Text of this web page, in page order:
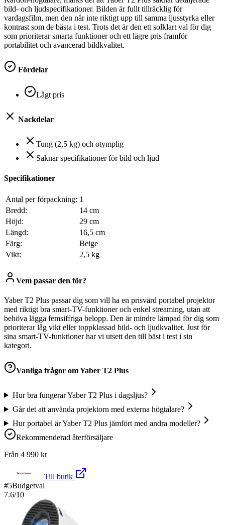
bild- och ljudspecifikationer. Bilden är fullt tillräcklig för
vardagsfilm, men den når inte riktigt upp till samma ljusstyrka eller
kontrast som de bästa i test. Trots det är den ett solklart val för dig
som prioriterar smarta funktioner och ett lägre pris framför
portabilitet och avancerad bildkvalitet.
Fördelar
Lågt pris
Nackdelar
Tung (2,5 kg) och otymplig
Saknar specifikationer för bild och ljud
Specifikationer
Antal per förpackning: 1
Bredd:
14 cm
Höjd:
29 cm
Längd:
16,5 cm
Färg:
Beige
Vikt:
2,5 kg
Vem passar den för?
Yaber T2 Plus passar dig som vill ha en prisvärd portabel projektor
med riktigt bra smart-TV-funktioner och enkel streaming, utan att
behöva lägga femsiffriga belopp. Den är mindre lämpad för dig som
prioriterar låg vikt eller toppklassad bild- och ljudkvalitet. Just för
sina smart-TV-funktioner har vi utsett den till bäst i test i sin
kategori.
Vanliga frågor omYaber T2 Plus
Hur bra fungerar Yaber T2 Plus i dagsljus?
Går det att använda projektorn med externa högtalare?
Hur portabel är Yaber T2 Plus jämfört med andra modeller?
Rekommenderad återförsäljare
Från 4 990 kr
Till butik
#5Budgetval
7.6/10